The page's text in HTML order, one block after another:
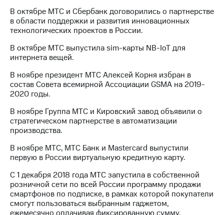
В октябре МТС и Сбербанк договорились о партнерстве
в области поддержки и развития инновационных
технологических проектов в России.
В октябре МТС выпустила sim-карты NB-IoT для
интернета вещей.
В ноябре президент МТС Алексей Корня избран в
состав Совета всемирной Ассоциации GSMA на 2019-
2020 годы.
В ноябре Группа МТС и Кировский завод объявили о
стратегическом партнерстве в автоматизации
производства.
В ноябре МТС, МТС Банк и Mastercard выпустили
первую в России виртуальную кредитную карту.
С 1 декабря 2018 года МТС запустила в собственной
розничной сети по всей России программу продажи
смартфонов по подписке, в рамках которой покупатели
смогут пользоваться выбранным гаджетом,